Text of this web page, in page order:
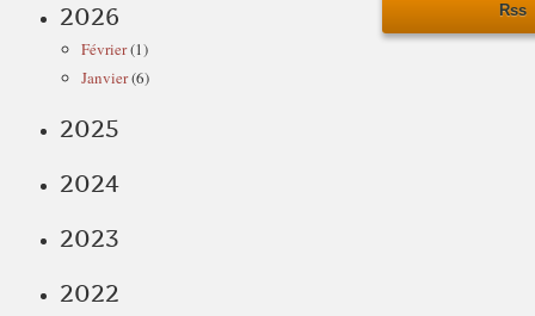
2026
Février(1)
Janvier(6)
2025
2024
2023
2022
Rss